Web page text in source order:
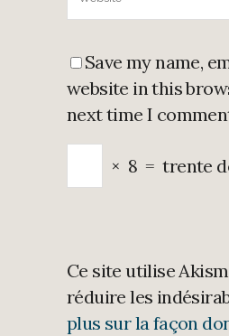
Save my name,
website in this
next time I
× 8 = trente
Ce site utilise
réduire les
plus sur la façon